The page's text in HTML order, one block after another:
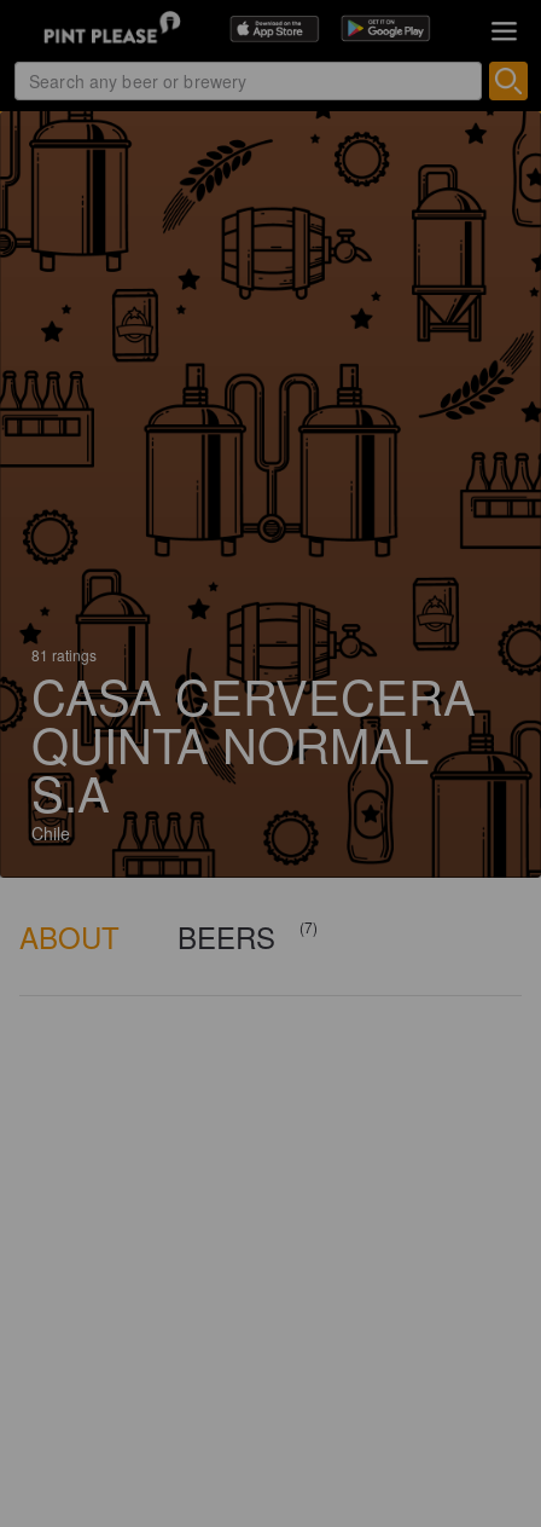
81 ratings
CASA CERVECERA
QUINTA NORMAL
S.A
Chile
ABOUT BEERS (7)